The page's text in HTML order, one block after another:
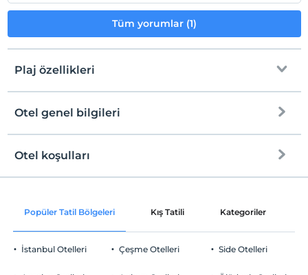
Tüm yorumlar (1)
Plaj özellikleri
Plaja 500 metre mesafededir
Kum plaj
Şezlong & Şemsiye
Otel genel bilgileri
Ortak alanlar ve tüm odalar
Otel koşulları
Check/in
Check/out
En geç saat 11:00 ve öncesi
Evcil Hayvan
Popüler Tatil Bölgeleri Kış Tatili Kategoriler
İstanbul Otelleri Çeşme Otelleri Side Otelleri